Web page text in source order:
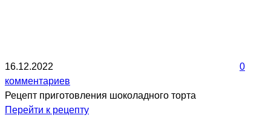
16.12.2022
0
комментариев
Рецепт приготовления шоколадного торта
Перейти к рецепту